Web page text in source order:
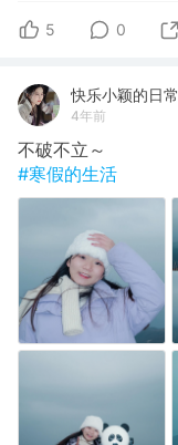
5 0
快乐小颖的日常
4年前
不破不立～
#寒假的生活